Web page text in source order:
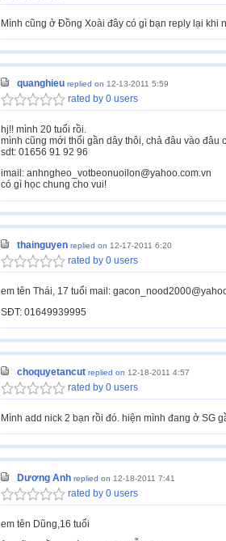
Mình cũng ở Đồng Xoài đây có gì bạn reply lại khi
quanghieu replied on 12-13-2011 5:59
rated by 0 users
hj!! mình 20 tuổi rồi.
mình cũng mới thổi gần dây thôi, chả đâu vào
sdt: 01656 91 92 96
imail: anhngheo_votbeonuoilon@yahoo.com.vn
có gì học chung cho vui!
thainguyen replied on 12-17-2011 6:20
rated by 0 users
em tên Thái, 17 tuổi mail:
SĐT: 01649939995
choquyetancut replied on 12-18-2011 4:57
rated by 0 users
Mình add nick 2 bạn rồi đó. hiện mình đang ở SG
Dương Anh replied on 12-18-2011 7:41
rated by 0 users
em tên Dũng,16 tuổi